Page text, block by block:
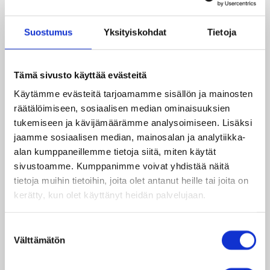
Suostumus Yksityiskohdat Tietoja
Tämä sivusto käyttää evästeitä
Käytämme evästeitä tarjoamamme sisällön ja mainosten
räätälöimiseen, sosiaalisen median ominaisuuksien
tukemiseen ja kävijämäärämme analysoimiseen. Lisäksi
jaamme sosiaalisen median, mainosalan ja analytiikka-
alan kumppaneillemme tietoja siitä, miten käytät
sivustoamme. Kumppanimme voivat yhdistää näitä
tietoja muihin tietoihin, joita olet antanut heille tai joita on
kerätty, kun olet käyttänyt heidän palvelujaan.
valinta
Välttämätön
monelle nuorelle merkityksellisiä kokemuksia ja
mahdollisuuksia kehittää itseään astumalla
askeleen epämukavuusalueelle.
”Olen saanut rohkeutta oman mielipiteen
keskustelu- ja esiintymistaidot kuin